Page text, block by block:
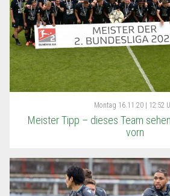
Montag 16.11.20 | 12:52
Meister Tipp – dieses Team
vorn